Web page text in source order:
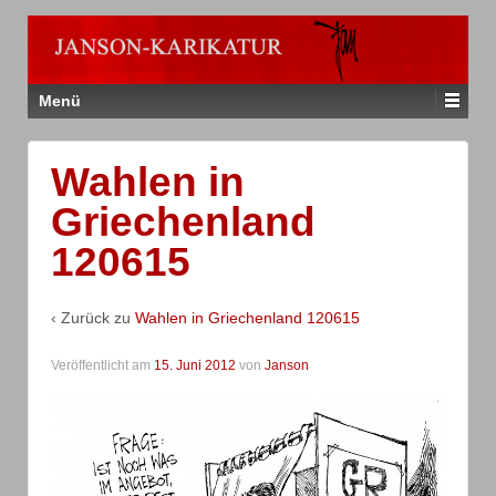
Menü
Wahlen in
Griechenland
120615
‹ Zurück zu Wahlen in Griechenland 120615
Veröffentlicht am 15. Juni 2012 von Janson